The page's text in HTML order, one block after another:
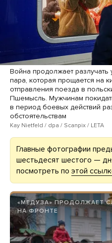
Война продолжает
пара, которая прощается на
отправления поезда в
Пшемысль. Мужчинам
в период боевых действий
обстоятельствам
Kay Nietfeld / dpa / Scanpix / LETA
Главные фотографии
шестьдесят шестого —
посмотреть по этой
«МЕДУЗА» ПРОДОЛЖАЕТ
НА ФРОНТЕ